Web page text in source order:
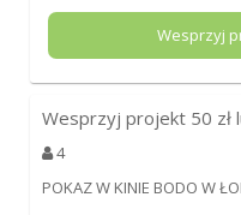
Wesprzyj
Wesprzyj projekt 50 zł
4
POKAZ W KINIE BODO W